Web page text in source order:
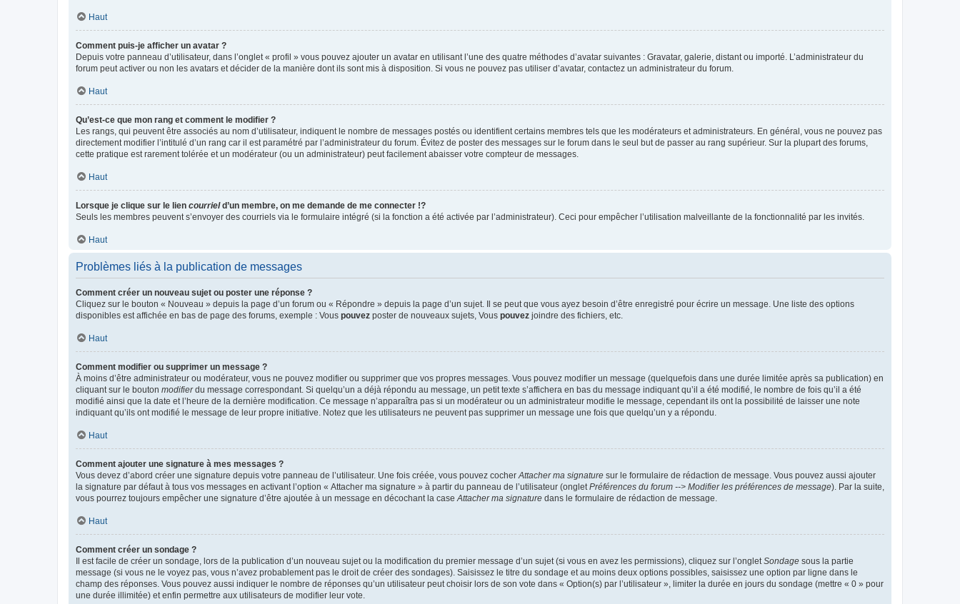
Haut
Comment puis-je afficher un avatar ?
Depuis votre panneau d’utilisateur, dans l’onglet « profil » vous pouvez ajouter un avatar en utilisant l’une des quatre méthodes d’avatar suivantes : Gravatar, galerie, distant ou importé. L’administrateur du
forum peut activer ou non les avatars et décider de la manière dont ils sont mis à disposition. Si vous ne pouvez pas utiliser d’avatar, contactez un administrateur du forum.
Haut
Qu’est-ce que mon rang et comment le modifier ?
Les rangs, qui peuvent être associés au nom d’utilisateur, indiquent le nombre de messages postés ou identifient certains membres tels que les modérateurs et administrateurs. En général, vous ne pouvez pas
directement modifier l’intitulé d’un rang car il est paramétré par l’administrateur du forum. Évitez de poster des messages sur le forum dans le seul but de passer au rang supérieur. Sur la plupart des forums,
cette pratique est rarement tolérée et un modérateur (ou un administrateur) peut facilement abaisser votre compteur de messages.
Haut
Lorsque je clique sur le lien courrield’un membre, on me demande de me connecter !?
Seuls les membres peuvent s’envoyer des courriels via le formulaire intégré (si la fonction a été activée par l’administrateur). Ceci pour empêcher l’utilisation malveillante de la fonctionnalité par les invités.
Haut
Problèmes liés à la publication de messages
Comment créer un nouveau sujet ou poster une réponse ?
Cliquez sur le bouton « Nouveau » depuis la page d’un forum ou « Répondre » depuis la page d’un sujet. Il se peut que vous ayez besoin d’être enregistré pour écrire un message. Une liste des options
disponibles est affichée en bas de page des forums, exemple : Vous pouvez poster de nouveaux sujets, Vous pouvez joindre des fichiers, etc.
Haut
Comment modifier ou supprimer un message ?
À moins d’être administrateur ou modérateur, vous ne pouvez modifier ou supprimer que vos propres messages. Vous pouvez modifier un message (quelquefois dans une durée limitée après sa publication) en
cliquant sur le bouton modifierdu message correspondant. Si quelqu’un a déjà répondu au message, un petit texte s’affichera en bas du message indiquant qu’il a été modifié, le nombre de fois qu’il a été
modifié ainsi que la date et l’heure de la dernière modification. Ce message n’apparaîtra pas si un modérateur ou un administrateur modifie le message, cependant ils ont la possibilité de laisser une note
indiquant qu’ils ont modifié le message de leur propre initiative. Notez que les utilisateurs ne peuvent pas supprimer un message une fois que quelqu’un y a répondu.
Haut
Comment ajouter une signature à mes messages ?
Vous devez d’abord créer une signature depuis votre panneau de l’utilisateur. Une fois créée, vous pouvez cocher Attacher ma signature sur le formulaire de rédaction de message. Vous pouvez aussi ajouter
la signature par défaut à tous vos messages en activant l’option « Attacher ma signature » à partir du panneau de l’utilisateur (onglet Préférences du forum --> Modifier les préférences de message). Par la suite,
vous pourrez toujours empêcher une signature d’être ajoutée à un message en décochant la case Attacher ma signature dans le formulaire de rédaction de message.
Haut
Comment créer un sondage ?
Il est facile de créer un sondage, lors de la publication d’un nouveau sujet ou la modification du premier message d’un sujet (si vous en avez les permissions), cliquez sur l’onglet Sondage sous la partie
message (si vous ne le voyez pas, vous n’avez probablement pas le droit de créer des sondages). Saisissez le titre du sondage et au moins deux options possibles, saisissez une option par ligne dans le
champ des réponses. Vous pouvez aussi indiquer le nombre de réponses qu’un utilisateur peut choisir lors de son vote dans « Option(s) par l’utilisateur », limiter la durée en jours du sondage (mettre « 0 » pour
une durée illimitée) et enfin permettre aux utilisateurs de modifier leur vote.